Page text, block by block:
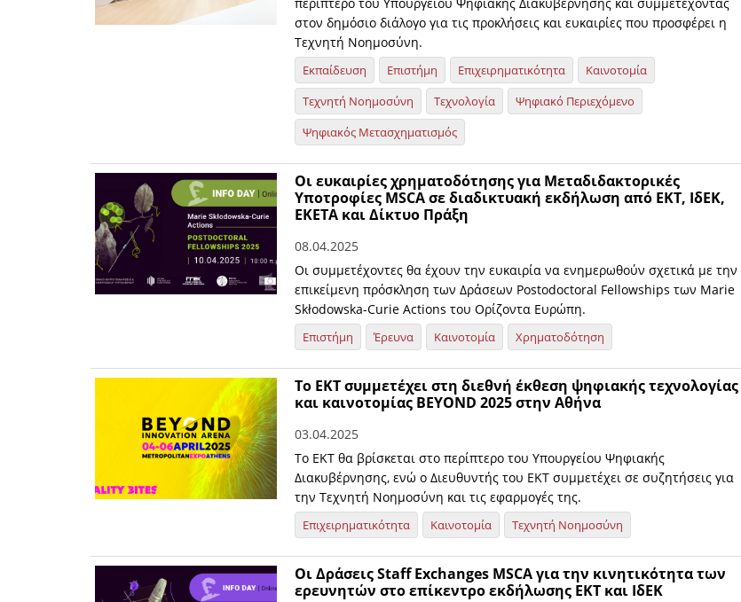
στον δημόσιο διάλογο για τις προκλήσεις και ευκαιρίες που προσφέρει η
Τεχνητή Νοημοσύνη.
Εκπαίδευση Επιστήμη Επιχειρηματικότητα
Καινοτομία
Τεχνητή Νοημοσύνη
Τεχνολογία
Ψηφιακό Περιεχόμενο
Ψηφιακός Μετασχηματισμός
Οι ευκαιρίες χρηματοδότησης για Μεταδιδακτορικές
Υποτροφίες MSCA σε διαδικτυακή εκδήλωση από ΕΚΤ, ΙδΕΚ,
ΕΚΕΤΑ και Δίκτυο Πράξη
08.04.2025
Οι συμμετέχοντες θα έχουν την ευκαιρία να ενημερωθούν σχετικά με την
επικείμενη πρόσκληση των Δράσεων Postodoctoral Fellowships των Marie
Skłodowska-Curie Actions του Ορίζοντα Ευρώπη.
Επιστήμη Έρευνα Καινοτομία Χρηματοδότηση
Το ΕΚΤ συμμετέχει στη διεθνή έκθεση ψηφιακής τεχνολογίας
και καινοτομίας BEYOND 2025 στην Αθήνα
03.04.2025
Το ΕΚΤ θα βρίσκεται στο περίπτερο του Υπουργείου Ψηφιακής
Διακυβέρνησης, ενώ ο Διευθυντής του ΕΚΤ συμμετέχει σε συζητήσεις για
την Τεχνητή Νοημοσύνη και τις εφαρμογές της.
Επιχειρηματικότητα Καινοτομία Τεχνητή Νοημοσύνη
Οι Δράσεις Staff Exchanges MSCA για την κινητικότητα των
ερευνητών στο επίκεντρο εκδήλωσης ΕΚΤ και ΙδΕΚ